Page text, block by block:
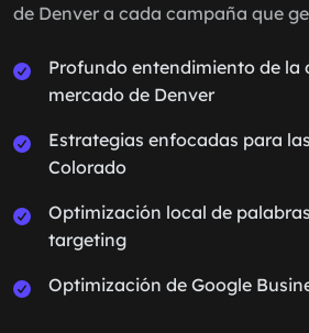
de Denver a cada campaña que
Profundo entendimiento de la
mercado de Denver
Estrategias enfocadas para
Colorado
Optimización local de
targeting
Optimización de Google